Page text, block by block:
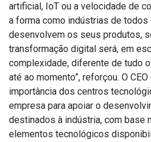
artificial, IoT ou a velocidade de
a forma como indústrias de
desenvolvem os seus produtos,
transformação digital será, em
complexidade, diferente de tudo
até ao momento”, reforçou. O
importância dos centros
empresa para apoiar o
destinados à indústria, com base
elementos tecnológicos